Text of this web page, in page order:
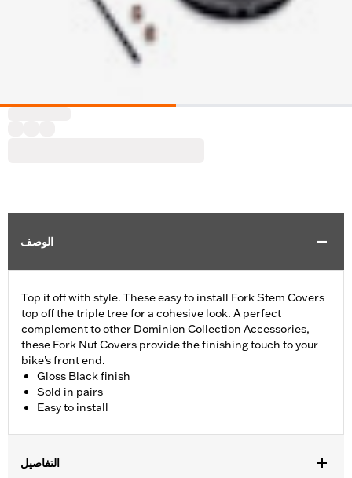
الوصف
Top it off with style. These easy to install Fork Stem Covers
top off the triple tree for a cohesive look. A perfect
complement to other Dominion Collection Accessories,
these Fork Nut Covers provide the finishing touch to your
bike’s front end.
Gloss Black finish
Sold in pairs
Easy to install
التفاصيل